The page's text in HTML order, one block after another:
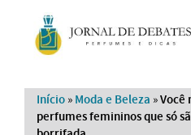
Início » Moda e Beleza »Você
perfumes femininos que só